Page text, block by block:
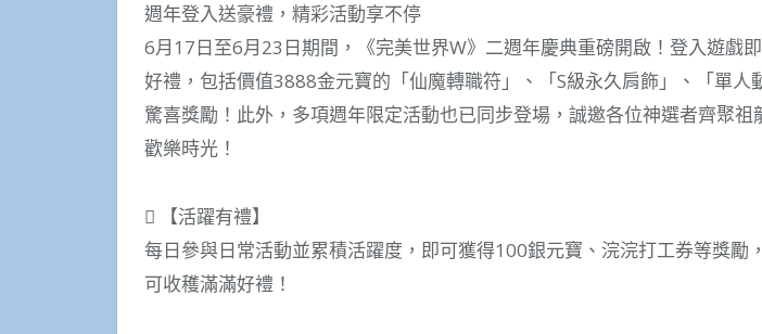
週年登入送豪禮，精彩活動享不停
6月17日至6月23日期間，《完美世界W》二週年慶典重磅開啟！登入遊戲
好禮，包括價值3888金元寶的「仙魔轉職符」、「S級永久肩飾」、「單人
驚喜獎勵！此外，多項週年限定活動也已同步登場，誠邀各位神選者齊聚祖
歡樂時光！
 【活躍有禮】
每日參與日常活動並累積活躍度，即可獲得100銀元寶、浣浣打工券等獎勵
可收穫滿滿好禮！